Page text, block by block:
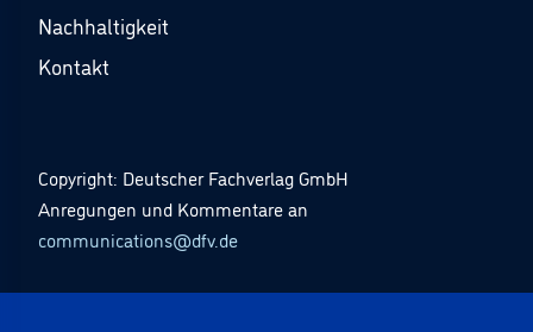
Nachhaltigkeit
Kontakt
Copyright: Deutscher Fachverlag GmbH
Anregungen und Kommentare an
communications@dfv.de